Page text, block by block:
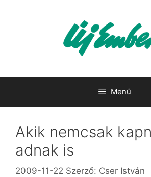
Menü
Akik nemcsak
adnak is
2009-11-22 Szerző: Cser István